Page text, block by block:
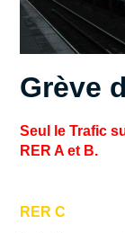
Grève
Seul le Trafic
RER A et B.
RER C